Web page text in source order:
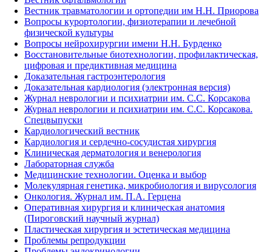
Вестник травматологии и ортопедии им Н.Н. Приорова
Вопросы курортологии, физиотерапии и лечебной
физической культуры
Вопросы нейрохирургии имени Н.Н. Бурденко
Восстановительные биотехнологии, профилактическая,
цифровая и предиктивная медицина
Доказательная гастроэнтерология
Доказательная кардиология (электронная версия)
Журнал неврологии и психиатрии им. С.С. Корсакова
Журнал неврологии и психиатрии им. С.С. Корсакова.
Спецвыпуски
Кардиологический вестник
Кардиология и сердечно-сосудистая хирургия
Клиническая дерматология и венерология
Лабораторная служба
Медицинские технологии. Оценка и выбор
Молекулярная генетика, микробиология и вирусология
Онкология. Журнал им. П.А. Герцена
Оперативная хирургия и клиническая анатомия
(Пироговский научный журнал)
Пластическая хирургия и эстетическая медицина
Проблемы репродукции